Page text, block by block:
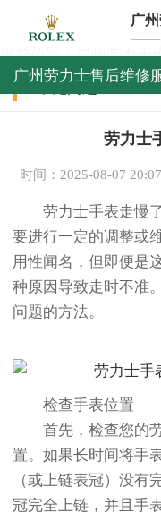
广
广州劳力士售后维修
当前位置：广州劳力士
常见问题
劳力士
时间：2025-08-07
劳力士手表走慢了
要进行一定的调整或
用性闻名，但即便是
种原因导致走时不准
问题的方法。
检查手表位置
首先，检查您的劳
置。如果长时间将手
（或上链表冠）没有
冠完全上链，并且手